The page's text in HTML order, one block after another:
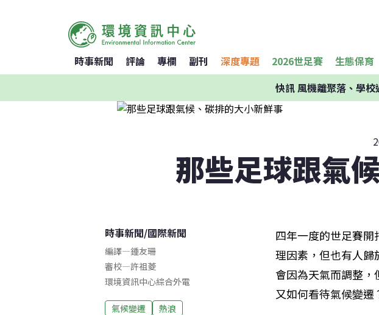
時事新聞 評論 專欄 副刊 深度專題 2026世足賽 生態保育
快訊風機離聚落、學
那些足球跟氣
時事新聞/國際新聞
編譯—鍾友珊
審校—許祖菱
環境資訊中心綜合外電
氣候變遷
熱浪
四年一度的世足賽
理因素，但也有人
會因為天氣而調整
又如何看待氣候變遷